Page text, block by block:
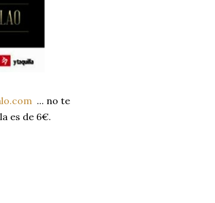
... no te
es de 6€.